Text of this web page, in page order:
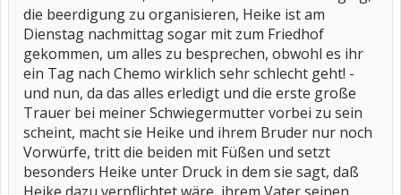
die beerdigung zu organisieren, Heike ist am
Dienstag nachmittag sogar mit zum Friedhof
gekommen, um alles zu besprechen, obwohl es ihr
ein Tag nach Chemo wirklich sehr schlecht geht! -
und nun, da das alles erledigt und die erste große
Trauer bei meiner Schwiegermutter vorbei zu sein
scheint, macht sie Heike und ihrem Bruder nur noch
Vorwürfe, tritt die beiden mit Füßen und setzt
besonders Heike unter Druck in dem sie sagt, daß